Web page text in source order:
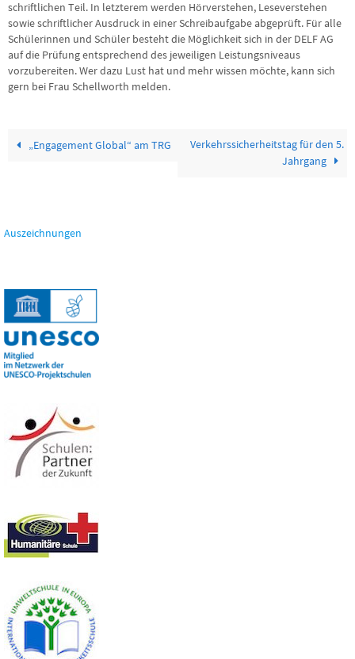
schriftlichen Teil. In letzterem werden Hörverstehen, Leseverstehen
sowie schriftlicher Ausdruck in einer Schreibaufgabe abgeprüft. Für alle
Schülerinnen und Schüler besteht die Möglichkeit sich in der DELF AG
auf die Prüfung entsprechend des jeweiligen Leistungsniveaus
vorzubereiten. Wer dazu Lust hat und mehr wissen möchte, kann sich
gern bei Frau Schellworth melden.
„Engagement Global“ am TRG
Verkehrssicherheitstag für den 5.
Jahrgang
Auszeichnungen